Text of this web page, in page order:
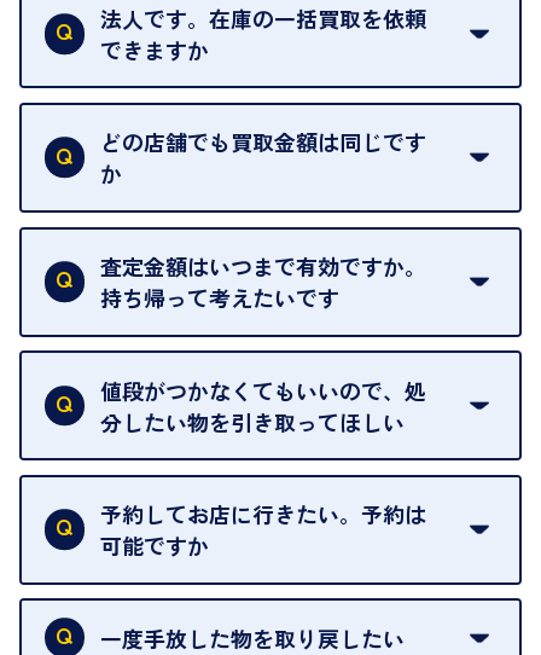
法人です。在庫の一括買取を依頼
できますか
はい。喜んで承ります。出張買取をご利用くださ
い。
ご指定の場所にお伺いします。
どの店舗でも買取金額は同じです
か
はい。全店舗一律です。
ただし、中古市場は日々変動するため、査定した日
によって査定額が変わることはございます。
査定金額はいつまで有効ですか。
持ち帰って考えたいです
査定額は当日限り有効です。
中古市場が日々変動するため、翌日には査定額が変
わることがございます。
値段がつかなくてもいいので、処
分したい物を引き取ってほしい
再販不可能な物は、場合によってはお断りすること
がございます。ご了承ください。
予約してお店に行きたい。予約は
可能ですか
申し訳ありませんが、現在はご来店の予約は承って
おりません。
一度手放した物を取り戻したい